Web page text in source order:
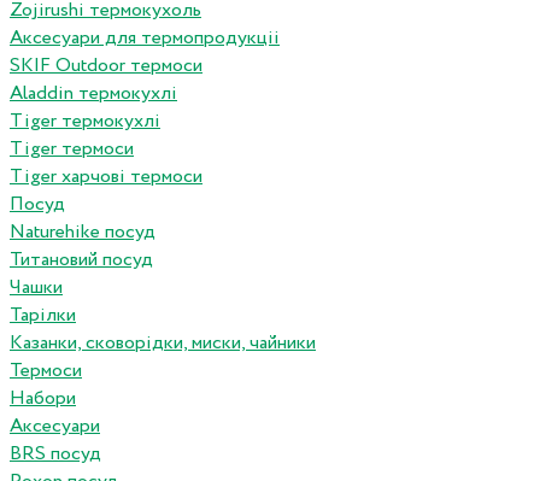
Zojirushi термокухоль
Аксесуари для термопродукціі
SKIF Outdoor термоси
Aladdin термокухлі
Tiger термокухлі
Tiger термоси
Tiger харчові термоси
Посуд
Naturehike посуд
Титановий посуд
Чашки
Тарілки
Казанки, сковорідки, миски, чайники
Термоси
Набори
Аксесуари
BRS посуд